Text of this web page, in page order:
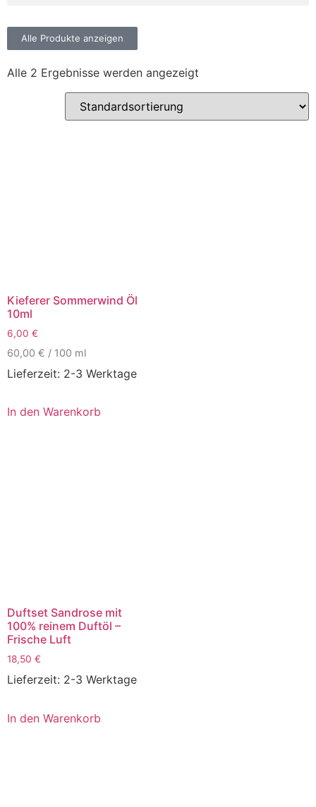
Alle Produkte anzeigen
Alle 2 Ergebnisse werden angezeigt
Kieferer Sommerwind Öl
10ml
6,00 €
60,00 € / 100 ml
Lieferzeit: 2-3 Werktage
In den Warenkorb
Duftset Sandrose mit
100% reinem Duftöl –
Frische Luft
18,50 €
Lieferzeit: 2-3 Werktage
In den Warenkorb